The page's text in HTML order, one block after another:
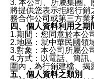
3. 本公司、所屬集團
將提供您表示拒絕行
務合作公司或第三方業
四、個人資料利用之
1.期間：您同意於本公
2.地區：就中華民國領
3.對象：本公司所屬公
4.方式：以電話、簡訊
圍內，為行銷建檔、揭
五、個人資料之類別